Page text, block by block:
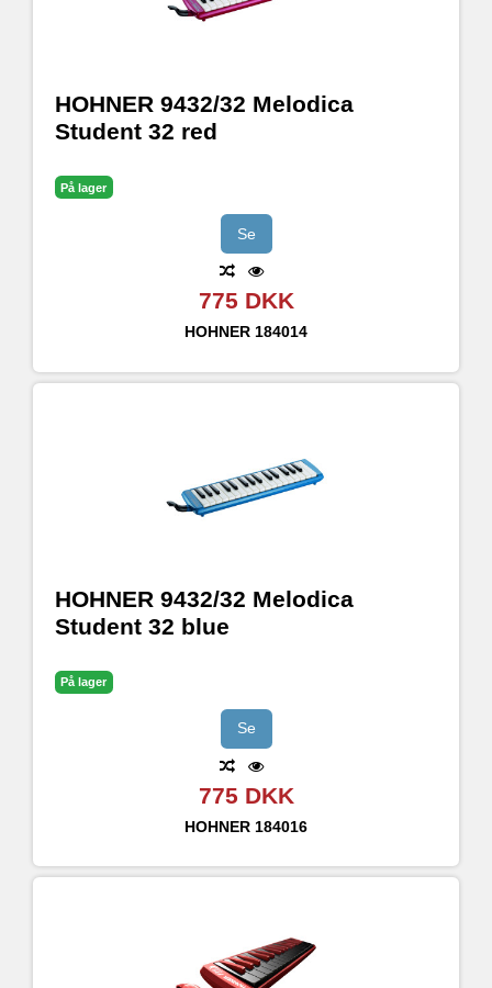
HOHNER 9432/32 Melodica
Student 32 red
På lager
Se
775 DKK
HOHNER 184014
HOHNER 9432/32 Melodica
Student 32 blue
På lager
Se
775 DKK
HOHNER 184016